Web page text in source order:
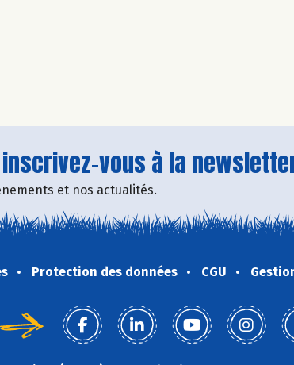
vous à la
et nos actualités.
Protection des données CGU